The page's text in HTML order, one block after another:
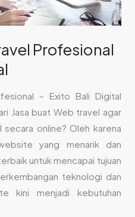
Profesional
– Exito Bali Digital
Jasa buat Web travel agar
secara online? Oleh karena
yang menarik dan
untuk mencapai tujuan
teknologi dan
kini menjadi kebutuhan